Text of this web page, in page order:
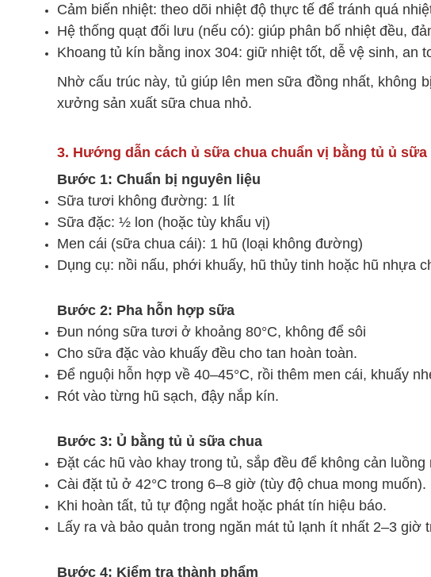
Cảm biến nhiệt: theo dõi nhiệt độ thực tế để tránh quá
Hệ thống quạt đối lưu (nếu có): giúp phân bố nhiệt đều,
Khoang tủ kín bằng inox 304: giữ nhiệt tốt, dễ vệ sinh, an
Nhờ cấu trúc này, tủ giúp lên men sữa đồng nhất, không
xưởng sản xuất sữa chua nhỏ.
3. Hướng dẫn cách ủ sữa chua chuẩn vị bằng tủ ủ sữa
Bước 1: Chuẩn bị nguyên liệu
Sữa tươi không đường: 1 lít
Sữa đặc: ½ lon (hoặc tùy khẩu vị)
Men cái (sữa chua cái): 1 hũ (loại không đường)
Dụng cụ: nồi nấu, phới khuấy, hũ thủy tinh hoặc hũ nhựa
Bước 2: Pha hỗn hợp sữa
Đun nóng sữa tươi ở khoảng 80°C, không để sôi
Cho sữa đặc vào khuấy đều cho tan hoàn toàn.
Để nguội hỗn hợp về 40–45°C, rồi thêm men cái, khuấy
Rót vào từng hũ sạch, đậy nắp kín.
Bước 3: Ủ bằng tủ ủ sữa chua
Đặt các hũ vào khay trong tủ, sắp đều để không cản luồng
Cài đặt tủ ở 42°C trong 6–8 giờ (tùy độ chua mong muốn).
Khi hoàn tất, tủ tự động ngắt hoặc phát tín hiệu báo.
Lấy ra và bảo quản trong ngăn mát tủ lạnh ít nhất 2–3 giờ
Bước 4: Kiểm tra thành phẩm